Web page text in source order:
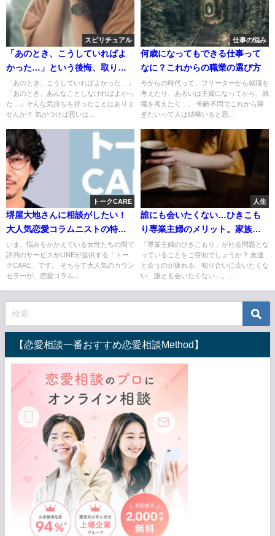
スピリチュアル
「あのとき、こうしていればよ
かった…」という後悔、取り返
せないもの…後悔をなくす方法
「あのとき、こうしていればよかった…」
「あのとき、あんなことしなければよかっ
た…」そんな気持ちを持ったことはありま
せんか？ 気がつけば思いは...
仕事の悩み
何歳になってもできる仕事って
なに？これからの職業の選び方
今からの時代って、フリーターから就職を
考えたり、あるいは主婦になってから、就
職を考えたり…。 年齢不問でこれから稼
ぎたいって人は結構いると思...
トークCARE
堺屋大地さんに相談がしたい！
大人気恋愛コラムニストの特徴
と相談できる？
いま、悩みをかかえている女性たちの間で
評判のサービスがLINEが提供する「トー
クCARE」です。 そちらで大人気のカウン
セラーが、恋愛コラム...
人生
誰にも会いたくない…ひきこも
り専業主婦のメリット。家族が
いれば友達いらない
「専業主婦のひきこもり」が社会問題とな
っていることをご存知でしょうか？ 友達
と会うのが疲れる、知り合いに会いたくな
い、誰とも会いたくない…。...
【恋愛相談一番おすすめ恋愛相談Method】